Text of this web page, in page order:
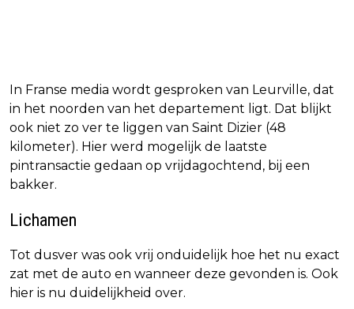
In Franse media wordt gesproken van Leurville, dat
in het noorden van het departement ligt. Dat blijkt
ook niet zo ver te liggen van Saint Dizier (48
kilometer). Hier werd mogelijk de laatste
pintransactie gedaan op vrijdagochtend, bij een
bakker.
Lichamen
Tot dusver was ook vrij onduidelijk hoe het nu exact
zat met de auto en wanneer deze gevonden is. Ook
hier is nu duidelijkheid over.